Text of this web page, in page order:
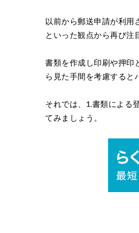
以前から郵送申請が利用
といった観点から再び注
書類を作成し印刷や押印
ら見た手間を考慮すると
それでは、1.書類による
てみましょう。